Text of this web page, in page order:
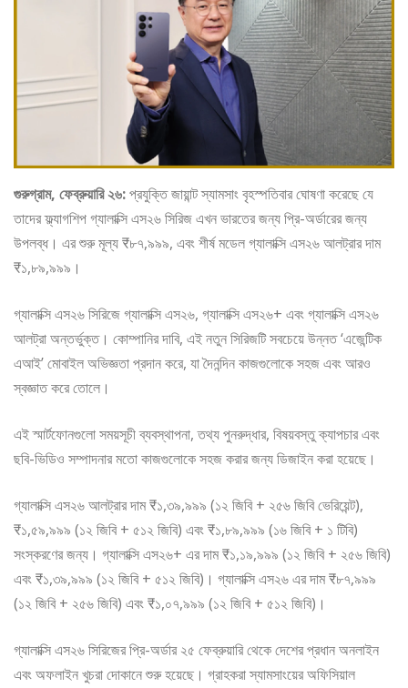
গুরুগ্রাম, ফেব্রুয়ারি ২৬:প্রযুক্তি জায়ান্ট স্যামসাং বৃহস্পতিবার ঘোষণা করেছে যে
তাদের ফ্ল্যাগশিপ গ্যালাক্সি এস২৬ সিরিজ এখন ভারতের জন্য প্রি-অর্ডারের জন্য
উপলব্ধ। এর শুরু মূল্য ₹৮৭,৯৯৯, এবং শীর্ষ মডেল গ্যালাক্সি এস২৬ আলট্রার দাম
₹১,৮৯,৯৯৯।
গ্যালাক্সি এস২৬ সিরিজে গ্যালাক্সি এস২৬, গ্যালাক্সি এস২৬+ এবং গ্যালাক্সি এস২৬
আলট্রা অন্তর্ভুক্ত। কোম্পানির দাবি, এই নতুন সিরিজটি সবচেয়ে উন্নত ‘এজেন্টিক
এআই’ মোবাইল অভিজ্ঞতা প্রদান করে, যা দৈনন্দিন কাজগুলোকে সহজ এবং আরও
স্বজ্ঞাত করে তোলে।
এই স্মার্টফোনগুলো সময়সূচী ব্যবস্থাপনা, তথ্য পুনরুদ্ধার, বিষয়বস্তু ক্যাপচার এবং
ছবি-ভিডিও সম্পাদনার মতো কাজগুলোকে সহজ করার জন্য ডিজাইন করা হয়েছে।
গ্যালাক্সি এস২৬ আলট্রার দাম ₹১,৩৯,৯৯৯ (১২ জিবি + ২৫৬ জিবি ভেরিয়েন্ট),
₹১,৫৯,৯৯৯ (১২ জিবি + ৫১২ জিবি) এবং ₹১,৮৯,৯৯৯ (১৬ জিবি + ১ টিবি)
সংস্করণের জন্য। গ্যালাক্সি এস২৬+ এর দাম ₹১,১৯,৯৯৯ (১২ জিবি + ২৫৬ জিবি)
এবং ₹১,৩৯,৯৯৯ (১২ জিবি + ৫১২ জিবি)। গ্যালাক্সি এস২৬ এর দাম ₹৮৭,৯৯৯
(১২ জিবি + ২৫৬ জিবি) এবং ₹১,০৭,৯৯৯ (১২ জিবি + ৫১২ জিবি)।
গ্যালাক্সি এস২৬ সিরিজের প্রি-অর্ডার ২৫ ফেব্রুয়ারি থেকে দেশের প্রধান অনলাইন
এবং অফলাইন খুচরা দোকানে শুরু হয়েছে। গ্রাহকরা স্যামসাংয়ের অফিসিয়াল